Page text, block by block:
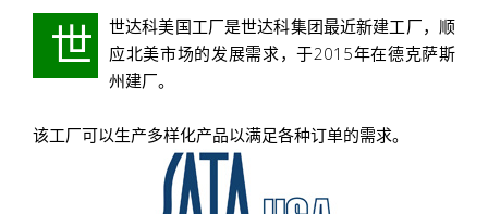
世
世达科美国工厂是世达科集团最近新建工厂，顺
应北美市场的发展需求，于2015年在德克萨斯
州建厂。
该工厂可以生产多样化产品以满足各种订单的需求。